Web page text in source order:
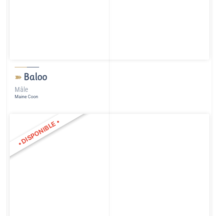
➽ Baloo
Mâle
Maine Coon
•DISPONIBLE•